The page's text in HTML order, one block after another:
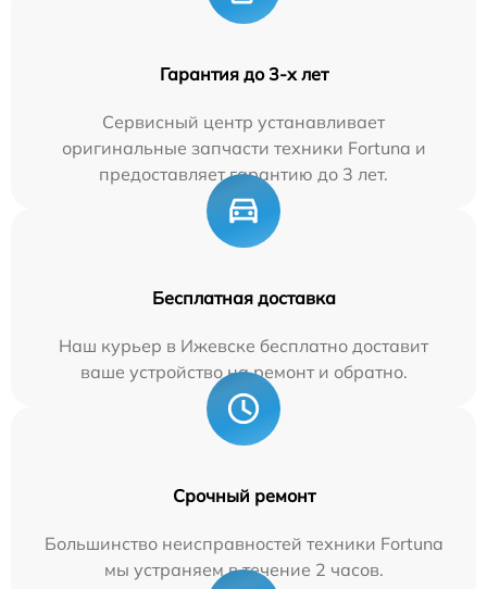
Гарантия до 3-х лет
Сервисный центр устанавливает
оригинальные запчасти техники Fortuna и
предоставляет гарантию до 3 лет.
Бесплатная доставка
Наш курьер в Ижевске бесплатно доставит
ваше устройство на ремонт и обратно.
Срочный ремонт
Большинство неисправностей техники Fortuna
мы устраняем в течение 2 часов.